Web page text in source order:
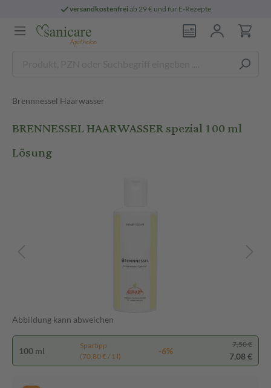
versandkostenfreiab 29 € und für E-Rezepte
Brennnessel Haarwasser
BRENNESSEL HAARWASSER spezial 100 ml
Lösung
Abbildung kann abweichen
100 ml
Spartipp
(70,80 € / 1 l)
-6%
7,50 €
7,08 €